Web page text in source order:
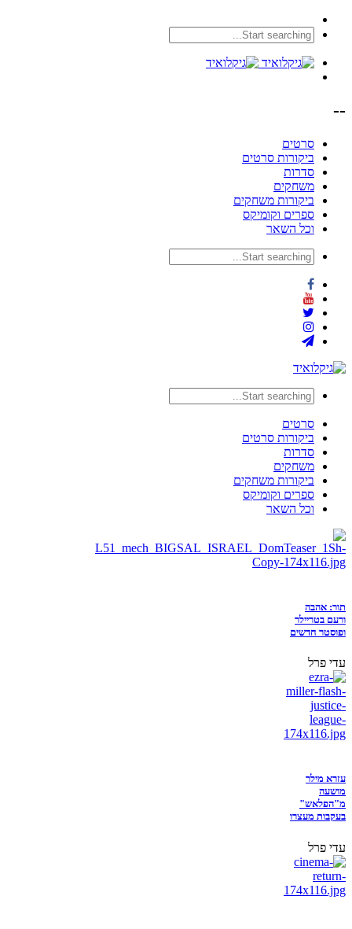
--
סרטים
ביקורות סרטים
סדרות
משחקים
ביקורות משחקים
ספרים וקומיקס
וכל השאר
סרטים
ביקורות סרטים
סדרות
משחקים
ביקורות משחקים
ספרים וקומיקס
וכל השאר
תור: אהבה
ורעם בטריילר
ופוסטר חדשים
עדי פרל
עזרא מילר
מושעה
מ"הפלאש"
בעקבות מעצרו
עדי פרל